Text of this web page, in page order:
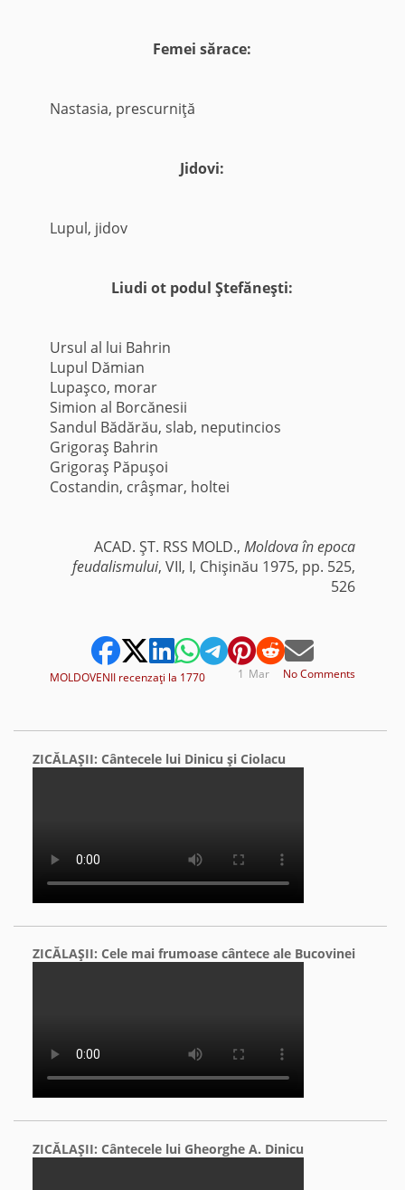
Femei sărace:
Nastasia, prescurniţă
Jidovi:
Lupul, jidov
Liudi ot podul Ştefăneşti:
Ursul al lui Bahrin
Lupul Dămian
Lupaşco, morar
Simion al Borcănesii
Sandul Bădărău, slab, neputincios
Grigoraş Bahrin
Grigoraş Păpuşoi
Costandin, crâşmar, holtei
ACAD. ŞT. RSS MOLD.,Moldova în epoca
feudalismului, VII, I, Chişinău 1975, pp. 525,
526
MOLDOVENII recenzaţi la 1770 No Comments
Mar
1
ZICĂLAŞII: Cântecele lui Dinicu şi Ciolacu
ZICĂLAŞII: Cele mai frumoase cântece ale Bucovinei
ZICĂLAŞII: Cântecele lui Gheorghe A. Dinicu